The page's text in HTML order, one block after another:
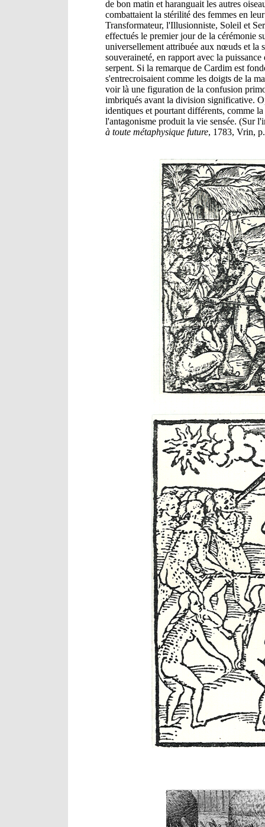
de bon matin et haranguait les autres
combattaient la stérilité des femmes en
Transformateur, l'Illusionniste, Soleil et
effectués le premier jour de la cérémonie
universellement attribuée aux nœuds et la
souveraineté, en rapport avec la
serpent. Si la remarque de Cardim est
s'entrecroisaient comme les doigts de la
voir là une figuration de la confusion
imbriqués avant la division significative.
identiques et pourtant différents, comme
l'antagonisme produit la vie sensée. (Sur
à toute métaphysique future, 1783, Vrin,